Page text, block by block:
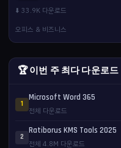
⬇️ 33.9K 다운로드
오피스 & 비즈니스
🏆 이번 주 최다 다운로드
1
Microsoft Word 365
전체 다운로드
2
Ratiborus KMS Tools 2025
전체 4.8M 다운로드